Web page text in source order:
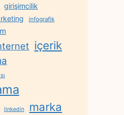
girişimcilik
infografik
içerik
linkedin marka